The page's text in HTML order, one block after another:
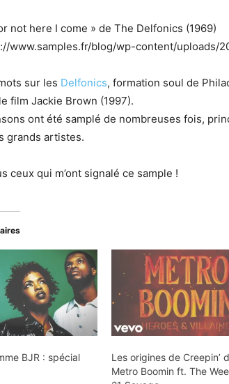
not here I come » de The Delfonics (1969)
www.samples.fr/blog/wp-content/uploads/
sur les Delfonics, formation soul de
film Jackie Brown (1997).
ont été samplé de nombreuses fois,
grands artistes.
ceux qui m’ont signalé ce sample !
BJR : spécial
Les origines de Creepin’
Metro Boomin ft. The